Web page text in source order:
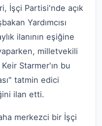
İşçi Partisi'nde açık
Yardımcısı
ilanının eşiğine
milletvekili
Starmer'ın bu
tatmin edici
ilan etti.
merkezci bir İşçi